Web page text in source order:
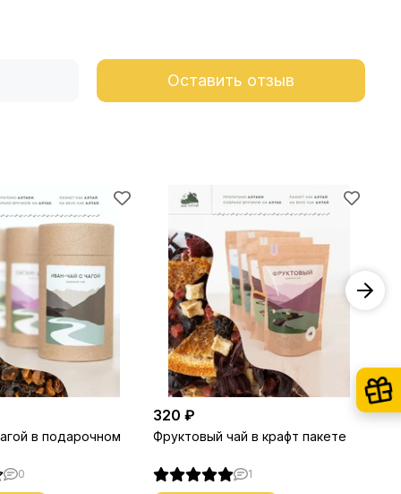
Оставить отзыв
в подарочном
0
320 ₽
Фруктовый чай в крафт пакете
1